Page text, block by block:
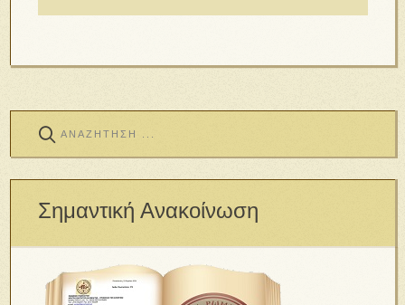
Σημαντική Ανακοίνωση